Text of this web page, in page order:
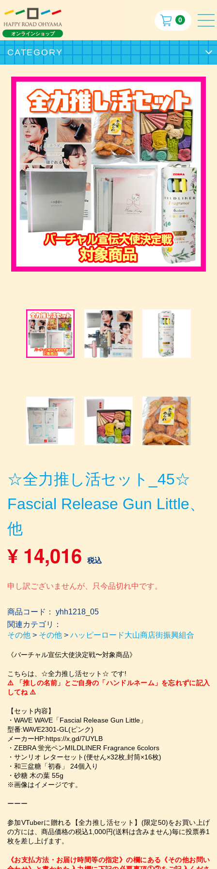
オンラインショップ
0
CATEGORY
☆全力推し活セット_45☆
Fascial Release Gun Little、
他
¥ 14,016 税込
申し訳ございませんが、只今品切れ中です。
商品コード： yhh1218_05
関連カテゴリ：
その他 > その他 > ハッピーロード大山商店街振興組合
《バーチャル宣伝大使決定戦〜対象商品》
こちらは、☆全力推し活セット☆ です!
⚠️ 「推しの名前」とご自身の「ハンドルネーム」を忘れずに記入
してね ⚠️
【セット内容】
・WAVE WAVE「Fascial Release Gun Little」
型番:WAVE2301-GL(ピンク)
メーカーHP:https://x.gd/7UYLB
・ZEBRA 蛍光ペンMILDLINER Fragrance 6colors
・サンリオ レターセット(便せん×32枚,封筒×16枚)
・和三盆糖「初春」 24個入り
・砂糖 木の葉 55g
※画像はイメージです。
ーーー
参加VTuberに贈れる【全力推し活セット】(限定50)をお買い上げ
の方には、商品価格の税込1,000円(送料は含みません)毎に投票券1
枚を差し上げます。
《お支払方法・お届け時間等の指定》の欄にある《その他お問い